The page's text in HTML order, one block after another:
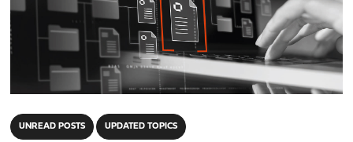
UNREAD POSTS UPDATED TOPICS